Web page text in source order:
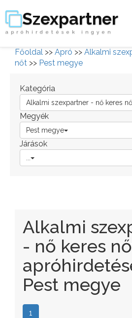
Szexpartner
apróhirdetések ingyen
Főoldal >> Apró >> Alkalmi
nőt >> Pest megye
Kategória
Alkalmi szexpartner - nő keres
Megyék
Pest megye
Járások
Alkalmi
- nő keres
Pest megye
1